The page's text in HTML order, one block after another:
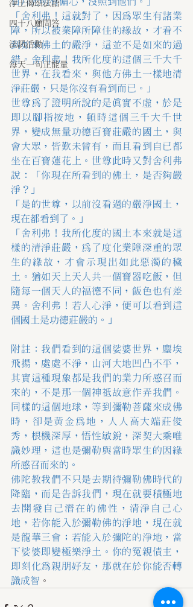
淨土偈頌法語
四十八願問答
法訊活動
每天一句正能量
「舍利弗！這就對了，因為眾生有諸業
障，所以被業障所障住的緣故，才看不
到如來佛土的嚴淨，這並不是如來的過
錯。舍利弗！我所化度的這個三千大千
世界，在我看來，與他方佛土一樣地清
淨莊嚴，只是你沒有看到而已。」
世尊為了證明所說的是真實不虛，於是
即以腳指按地，頓時這個三千大千世
界，變成無量功德百寶莊嚴的國土，與
會大眾，皆歎未曾有，而且看到自已都
坐在百寶蓮花上。世尊此時又對舍利弗
說：「你現在所看到的佛土，是否夠嚴
淨？」
「是的世尊，以前沒看過的嚴淨國土，
現在都看到了。」
「舍利弗！我所化度的國土本來就是這
樣的清淨莊嚴，為了度化業障深重的眾
生的緣故，才會示現出如此惡濁的穢
土。猶如天上天人共一個寶器吃飯，但
隨每一個天人的福德不同，飯色也有差
異。舍利弗！若人心淨，便可以看到這
個國土是功德莊嚴的。」
附註：我們看到的這個娑婆世界，塵埃
飛揚，處處不淨，山河大地凹凸不平，
其實這種現象都是我們的業力所感召而
來的，不是那一個神祗故意作弄我們。
同樣的這個地球，等到彌勒菩薩來成佛
時，卻是黃金為地，人人高大端莊俊
秀，根機深厚，悟性敏銳，深契大乘唯
識妙理，這也是彌勒與當時眾生的因緣
所感召而來的。
佛陀教我們不只是去期待彌勒佛時代的
降臨，而是告訴我們，現在就要積極地
去開發自己潛在的佛性，清淨自己心
地，若你能入於彌勒佛的淨地，現在就
是龍華三會；若能入於彌陀的淨地，當
下娑婆即變極樂淨土。你的冤親債主，
即刻化為親朋好友，那就在於你能否轉
識成智 。